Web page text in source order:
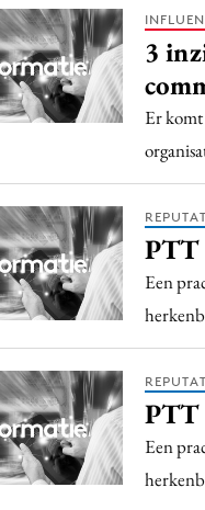
marketing
3
Er
PTT
Een
PTT
Een